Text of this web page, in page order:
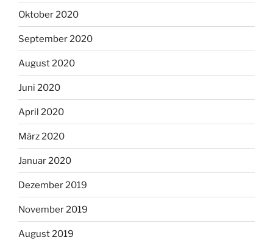
Oktober 2020
September 2020
August 2020
Juni 2020
April 2020
März 2020
Januar 2020
Dezember 2019
November 2019
August 2019